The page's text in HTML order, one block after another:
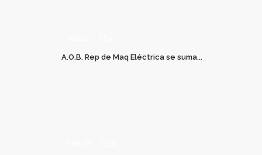
A.O.B. Rep de Maq Eléctrica se suma...